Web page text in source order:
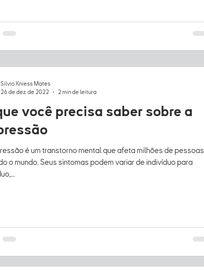
você precisa saber sobre a
é um transtorno mental que afeta milhões de pessoas
o mundo. Seus sintomas podem variar de indivíduo para
Silvio Kniess Mates
26 de dez. de 2022
2 min de leitura